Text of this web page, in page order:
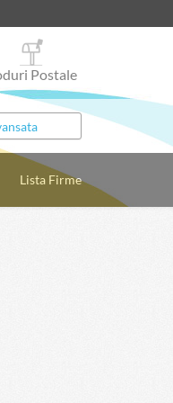
Postale
Lista Firme